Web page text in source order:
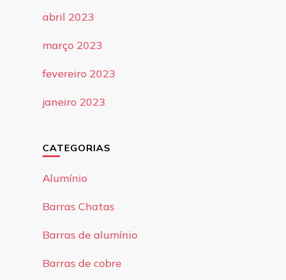
abril 2023
março 2023
fevereiro 2023
janeiro 2023
CATEGORIAS
Alumínio
Barras Chatas
Barras de alumínio
Barras de cobre